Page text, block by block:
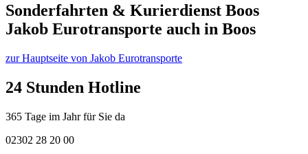
Sonderfahrten & Kurierdienst Boos
Jakob Eurotransporte auch in Boos
zur Hauptseite von Jakob Eurotransporte
24 Stunden Hotline
365 Tage im Jahr für Sie da
02302 28 20 00